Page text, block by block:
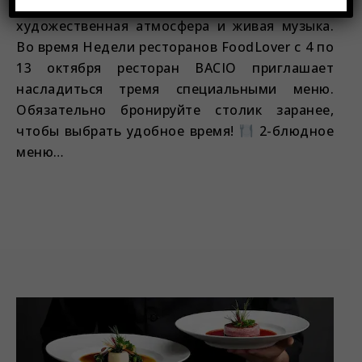
художественная атмосфера и живая музыка.
Во время Недели ресторанов FoodLover с 4 по
13 октября ресторан BACIO приглашает
насладиться тремя специальными меню.
Обязательно бронируйте столик заранее,
чтобы выбрать удобное время!
2-блюдное
меню…